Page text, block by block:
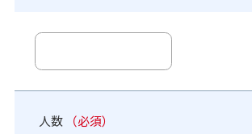
人数 （必須）